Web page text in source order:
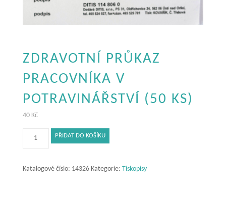
ZDRAVOTNÍ PRŮKAZ
PRACOVNÍKA V
POTRAVINÁŘSTVÍ (50 KS)
40 Kč
Zdravotní
v
PŘIDAT DO KOŠÍKU
Katalogové číslo: 14326 Kategorie: Tiskopisy